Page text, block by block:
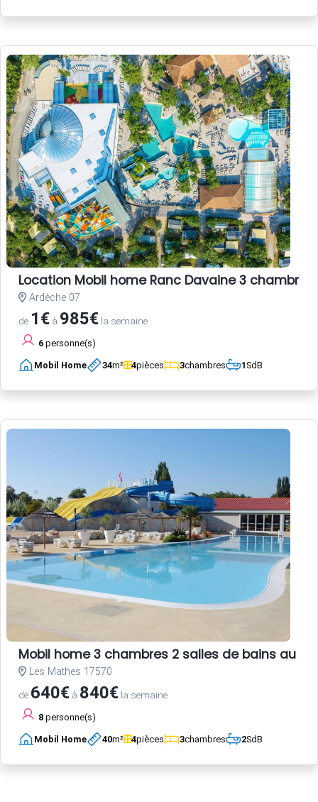
Location Mobil home Ranc Davaine 3 chambres
Ardèche 07
de 1€ à 985€ la semaine
6 personne(s)
Mobil Home 34m² 4pièces 3chambres 1SdB
Mobil home 3 chambres 2 salles de bains au
Les Mathes 17570
de 640€ à 840€ la semaine
8 personne(s)
Mobil Home 40m² 4pièces 3chambres 2SdB